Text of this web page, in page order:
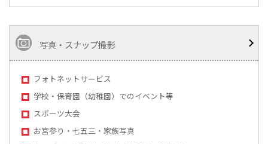
写真・スナップ撮影
フォトネットサービス
学校・保育園（幼稚園）でのイベント等
スポーツ大会
お宮参り・七五三・家族写真